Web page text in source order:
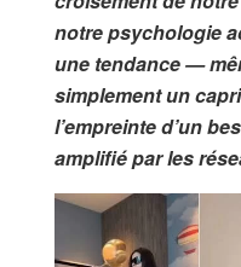
notre psychologie
une tendance —
simplement un
l’empreinte d’un
amplifié par les